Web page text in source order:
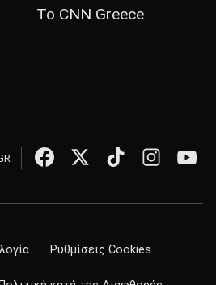
Το CNN Greece
Ρυθμίσεις Cookies